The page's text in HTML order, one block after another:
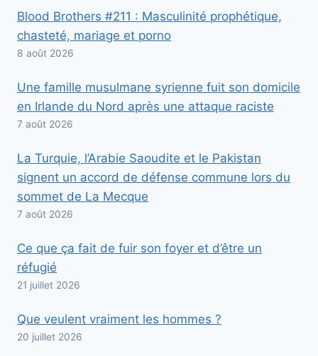
Blood Brothers #211 : Masculinité prophétique,
chasteté, mariage et porno
8 août 2026
Une famille musulmane syrienne fuit son domicile
en Irlande du Nord après une attaque raciste
7 août 2026
La Turquie, l’Arabie Saoudite et le Pakistan
signent un accord de défense commune lors du
sommet de La Mecque
7 août 2026
Ce que ça fait de fuir son foyer et d’être un
réfugié
21 juillet 2026
Que veulent vraiment les hommes ?
20 juillet 2026